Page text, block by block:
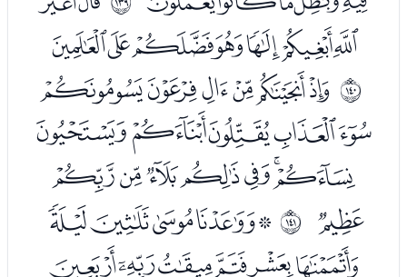
ﭸﭹﭺﭻﭼﭽﭾ
ﲋ ﮀﮁﮂﮃﮄﮅ
ﮆﮇﮈﮉﮊ
ﮋﮌﮍﮎﮏﮐﮑ
ﮒ ﲌ ﮔﮕﮖﮗﮘ
ﮙﮚﮛﮜﮝﮞ